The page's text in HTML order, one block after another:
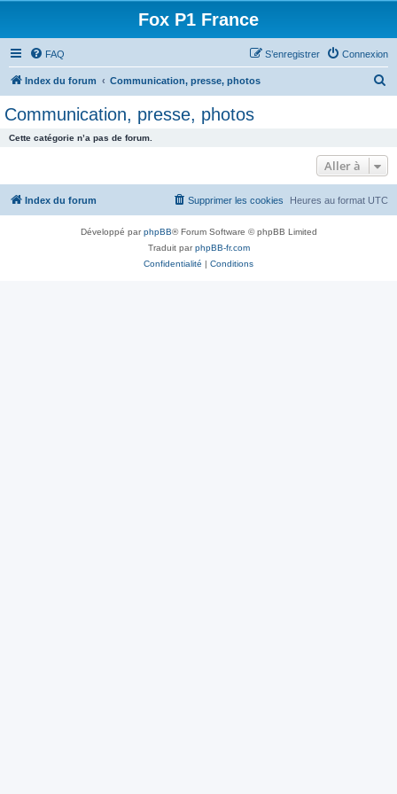
Fox P1 France
FAQ Connexion
S’enregistrer
Index du forum Communication, presse, photos
r
Communication, presse, photos
Cette catégorie n’a pas de forum.
Aller à
Index du forum Heures au format UTC
Supprimer les cookies
Développé parphpBB® Forum Software © phpBB Limited
Traduit parphpBB-fr.com
Confidentialité | Conditions